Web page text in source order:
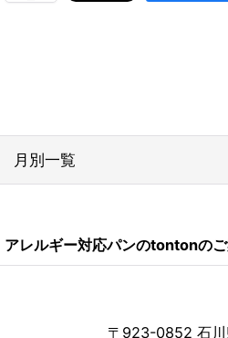
月別一覧
2024年
アレルギー対応パンのtontonの
〒923-0852 石川